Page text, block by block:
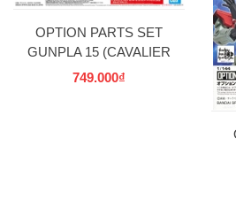
OPTION PARTS SET
GUNPLA 15 (CAVALIER
AIFRID) BANDAI
749.000₫